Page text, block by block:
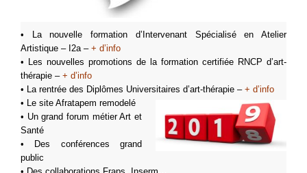
• La nouvelle formation d’Intervenant Spécialisé en Atelier
Artistique – I2a – + d’info
• Les nouvelles promotions de la formation certifiée RNCP d’art-
thérapie – + d’info
• La rentrée des Diplômes Universitaires d’art-thérapie – + d’info
• Le site Afratapem remodelé
• Un grand forum métier Art et
Santé
• Des conférences grand
public